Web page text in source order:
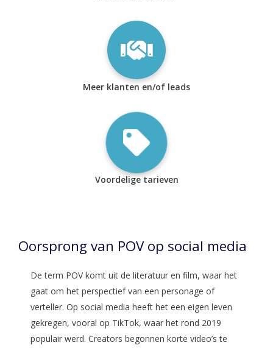
Meer klanten en/of leads
Voordelige tarieven
Oorsprong van POV op social media
De term POV komt uit de literatuur en film, waar het
gaat om het perspectief van een personage of
verteller. Op social media heeft het een eigen leven
gekregen, vooral op TikTok, waar het rond 2019
populair werd. Creators begonnen korte video’s te